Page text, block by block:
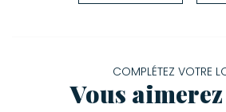
COMPLÉTEZ VOTRE
Vous